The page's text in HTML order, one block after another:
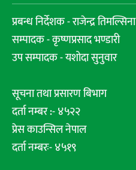
प्रबन्ध निर्देशक - राजेन्द्र तिमल्सिना
सम्पादक - कृष्णप्रसाद भण्डारी
उप सम्पादक - यशोदा सुनुवार
सूचना तथा प्रसारण बिभाग
दर्ता नम्बर :- ४५२२
प्रेस काउन्सिल नेपाल
दर्ता नम्बरः- ४५१९